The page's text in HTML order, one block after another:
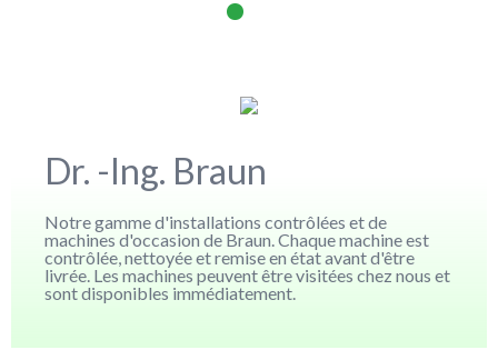
Dr. -Ing. Braun
Notre gamme d'installations contrôlées et de
machines d'occasion de Braun. Chaque machine est
contrôlée, nettoyée et remise en état avant d'être
livrée. Les machines peuvent être visitées chez nous et
sont disponibles immédiatement.